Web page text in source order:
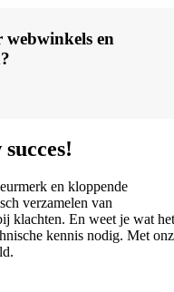
en
en kloppende
verzamelen van
klachten. En weet je wat het
kennis nodig. Met